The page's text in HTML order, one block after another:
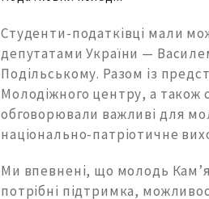
Студенти-податківці мали
депутатами України —
Подільському. Разом із
Молодіжного центру, а також
обговорювали важливі для
національно-патріотичне
Ми впевнені, що молодь
потрібні підтримка,